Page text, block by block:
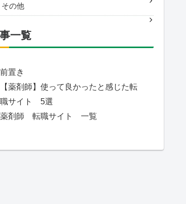
その他
一覧
前置き
【薬剤師】使って良かったと感じた転
職サイト 5選
薬剤師 転職サイト 一覧